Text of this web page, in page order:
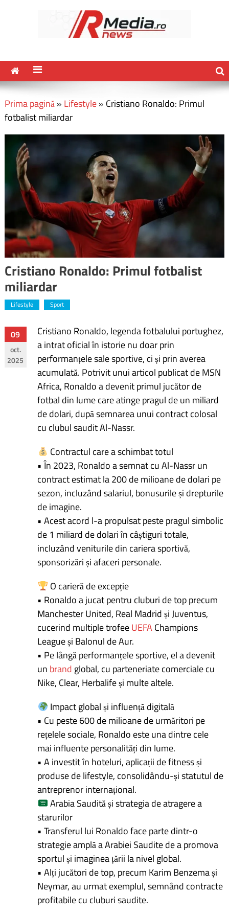
Prima pagină» Lifestyle» Cristiano Ronaldo: Primul
fotbalist miliardar
Cristiano Ronaldo: Primul fotbalist
miliardar
Lifestyle Sport
09
oct.
2025
Cristiano Ronaldo, legenda fotbalului portughez,
a intrat oficial în istorie nu doar prin
performanțele sale sportive, ci și prin averea
acumulată. Potrivit unui articol publicat de MSN
Africa, Ronaldo a devenit primul jucător de
fotbal din lume care atinge pragul de un miliard
de dolari, după semnarea unui contract colosal
cu clubul saudit Al-Nassr.
Contractul care a schimbat totul
• În 2023, Ronaldo a semnat cu Al-Nassr un
contract estimat la 200 de milioane de dolari pe
sezon, incluzând salariul, bonusurile și drepturile
de imagine.
• Acest acord l-a propulsat peste pragul simbolic
de 1 miliard de dolari în câștiguri totale,
incluzând veniturile din cariera sportivă,
sponsorizări și afaceri personale.
O carieră de excepție
• Ronaldo a jucat pentru cluburi de top precum
Manchester United, Real Madrid și Juventus,
cucerind multiple trofeeUEFAChampions
League și Balonul de Aur.
• Pe lângă performanțele sportive, el a devenit
un brand global, cu parteneriate comerciale cu
Nike, Clear, Herbalife și multe altele.
Impact global și influență digitală
• Cu peste 600 de milioane de urmăritori pe
rețelele sociale, Ronaldo este una dintre cele
mai influente personalități din lume.
• A investit în hoteluri, aplicații de fitness și
produse de lifestyle, consolidându-și statutul de
antreprenor internațional.
Arabia Saudită și strategia de atragere a
starurilor
• Transferul lui Ronaldo face parte dintr-o
strategie amplă a Arabiei Saudite de a promova
sportul și imaginea țării la nivel global.
• Alți jucători de top, precum Karim Benzema și
Neymar, au urmat exemplul, semnând contracte
profitabile cu cluburi saudite.
Navigare
în
articole